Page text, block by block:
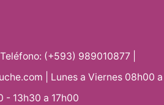
(+593) 989010877 |
| Lunes a Viernes 08h00 a
- 13h30 a 17h00